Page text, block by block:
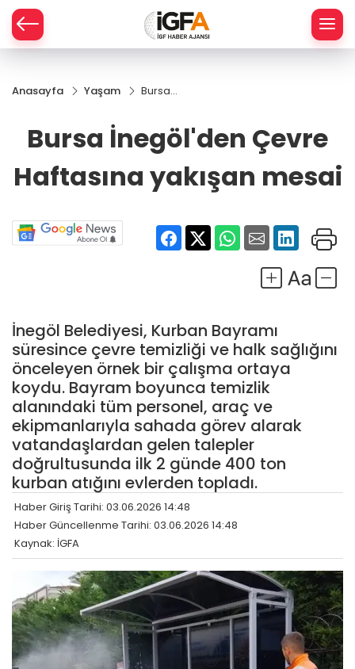
Anasayfa Yaşam
Bursa
Haftasına
yakışan
mesai
Bursa İnegöl'den Çevre
Haftasına yakışan mesai
İnegöl Belediyesi, Kurban Bayramı
süresince çevre temizliği ve halk sağlığını
önceleyen örnek bir çalışma ortaya
koydu. Bayram boyunca temizlik
alanındaki tüm personel, araç ve
ekipmanlarıyla sahada görev alarak
vatandaşlardan gelen talepler
doğrultusunda ilk 2 günde 400 ton
kurban atığını evlerden topladı.
Haber Giriş Tarihi: 03.06.2026 14:48
Haber Güncellenme Tarihi: 03.06.2026 14:48
Kaynak: İGFA